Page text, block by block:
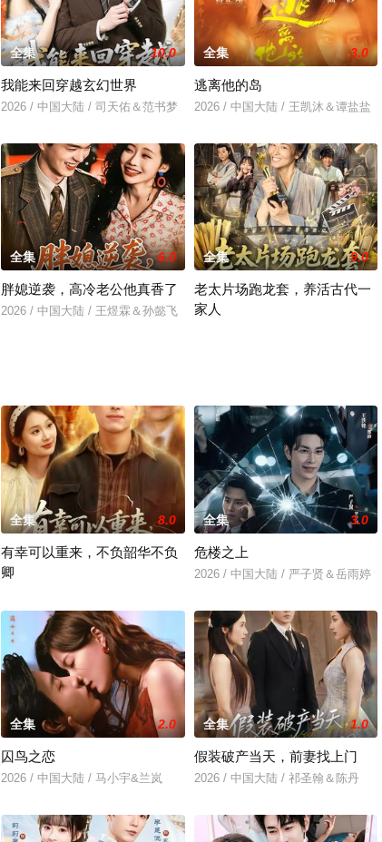
全集 10.0
我能来回穿越玄幻世界
2026 / 中国大陆 / 司天佑＆范书梦
全集 3.0
逃离他的岛
2026 / 中国大陆 / 王凯沐＆谭盐盐
全集 6.0
胖媳逆袭，高冷老公他真香了
2026 / 中国大陆 / 王煜霖＆孙懿飞
全集 9.0
老太片场跑龙套，养活古代一
家人
全集 8.0
有幸可以重来，不负韶华不负
卿
全集 3.0
危楼之上
2026 / 中国大陆 / 严子贤＆岳雨婷
全集 2.0
囚鸟之恋
2026 / 中国大陆 / 马小宇&兰岚
全集 1.0
假装破产当天，前妻找上门
2026 / 中国大陆 / 祁圣翰＆陈丹